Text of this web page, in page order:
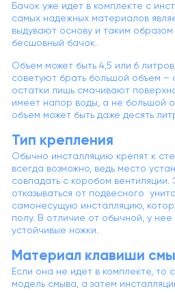
Бачок уже идет в комплекте с
самых надежных материалов
выдувают основу и таким
бесшовный бачок.
Объем может быть 4,5 или 6
советуют брать большой объем
остатки лишь смачивают
имеет напор воды, а не большой
объем может быть даже десять
Тип крепления
Обычно инсталляцию крепят к
всегда возможно, ведь место
совпадать с коробом вентиляции.
отказываться от подвесного
самонесущую инсталляцию,
полу. В отличие от обычной, у
устойчивые ножки.
Материал клавиши
Если она не идет в комплекте, то
модель смыва, а затем